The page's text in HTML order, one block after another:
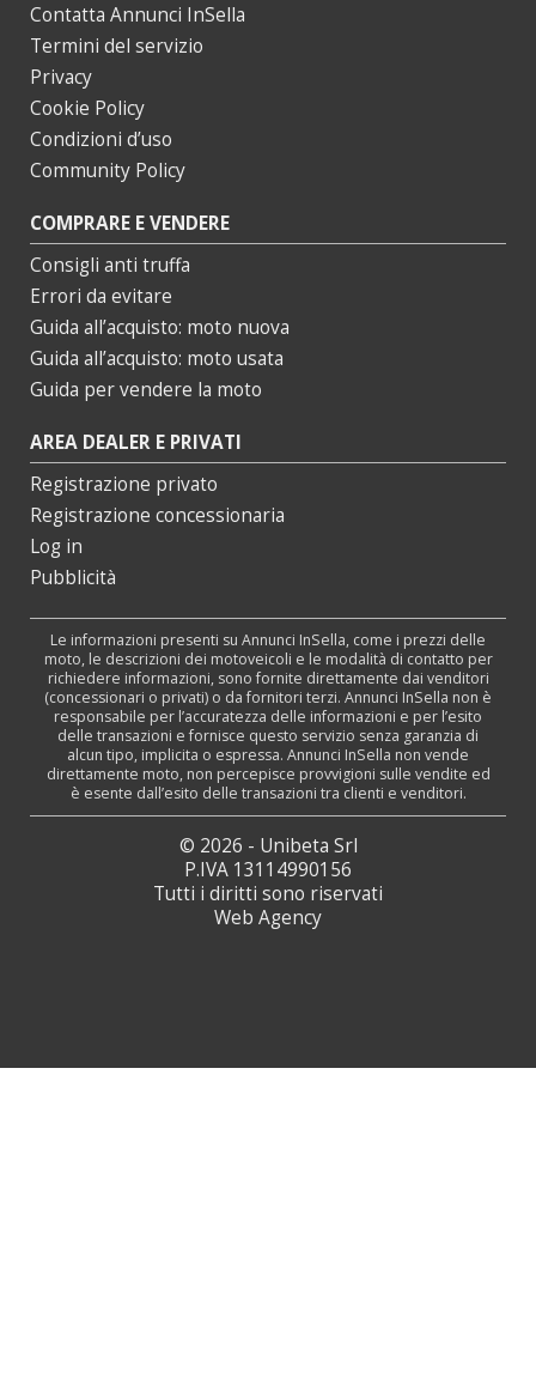
Contatta Annunci InSella
Termini del servizio
Privacy
Cookie Policy
Condizioni d’uso
Community Policy
COMPRARE E VENDERE
Consigli anti truffa
Errori da evitare
Guida all’acquisto: moto nuova
Guida all’acquisto: moto usata
Guida per vendere la moto
AREA DEALER E PRIVATI
Registrazione privato
Registrazione concessionaria
Log in
Pubblicità
Le informazioni presenti su Annunci InSella, come i prezzi delle
moto, le descrizioni dei motoveicoli e le modalità di contatto per
richiedere informazioni, sono fornite direttamente dai venditori
(concessionari o privati) o da fornitori terzi. Annunci InSella non è
responsabile per l’accuratezza delle informazioni e per l’esito
delle transazioni e fornisce questo servizio senza garanzia di
alcun tipo, implicita o espressa. Annunci InSella non vende
direttamente moto, non percepisce provvigioni sulle vendite ed
è esente dall’esito delle transazioni tra clienti e venditori.
© 2026 - Unibeta Srl
P.IVA 13114990156
Tutti i diritti sono riservati
Web Agency